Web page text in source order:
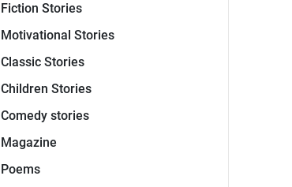
Fiction Stories
Motivational Stories
Classic Stories
Children Stories
Comedy stories
Magazine
Poems